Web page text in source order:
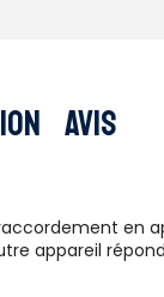
Avis
en
appareil